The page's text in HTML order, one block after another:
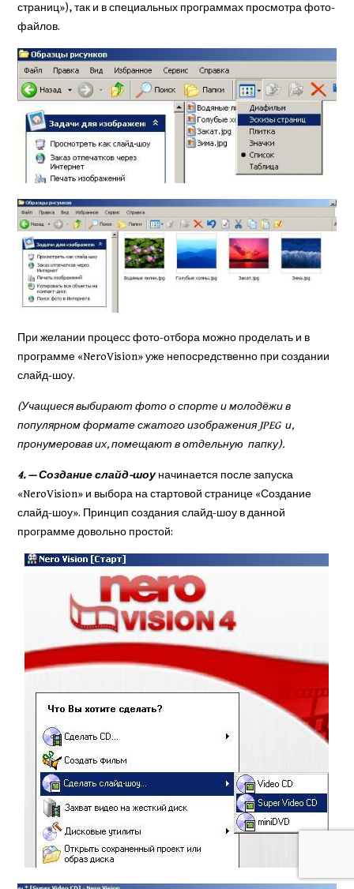
стра­ниц»), так и в специаль­ных программах просмотра фото-
файлов.
При желании процесс фото-отбора можно проделать и в
программе «NeroVision» уже непосред­ственно при создании
слайд-шоу.
(Учащиеся выбирают фото о спорте и молодёжи в
популярном формате сжатого изображенияJPEGи,
пронумеровав их, помещают в отдельную папку).
4. — Создание слайд-шоуначинается после запуска
«NeroVision» и выбора на стартовой странице «Создание
слайд-шоу». Принцип создания слайд-шоу в данной
программе довольно простой: